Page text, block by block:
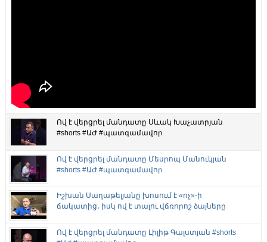
Ով է վերցրել մանդատը Սևակ Խաչատրյան
#shorts #ԱԺ #պատգամավոր
Ով է վերցրել մանդատը Մեսրոպ Մանուկյան
#shorts #ԱԺ #պատգամավոր
Իշխան Սաղաթելյանը խոսում է «ոչ»-ի
ճակատից․ իսկ ով է տալու վճռորոշ ձայները
Ով է վերցրել մանդատը Լիլիթ Գալստյան #shorts